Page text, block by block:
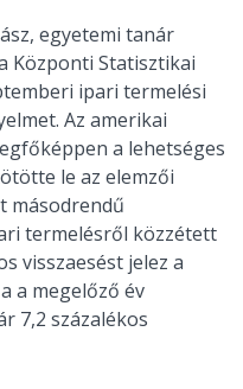
egyetemi tanár
Központi Statisztikai
ipari termelési
Az amerikai
a lehetséges
le az elemzői
másodrendű
termelésről közzétett
visszaesést jelez a
a megelőző év
7,2 százalékos